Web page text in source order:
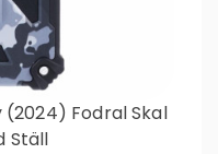
Fodral Skal
Ställ